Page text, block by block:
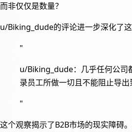
而非仅仅是数量？
u/Biking_dude的评论进一步深化了这
"
u/Biking_dude：几乎任何公司
录员工所做一切且不能阻止导出
"
这个观察揭示了B2B市场的现实障碍